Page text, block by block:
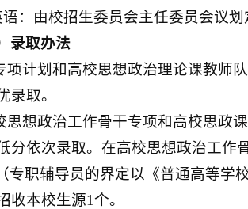
语：由校招生委员会主任委员会议划
录取办法
项计划和高校思想政治理论课教师
录取。
思想政治工作骨干专项和高校思政
分依次录取。在高校思想政治工作
专职辅导员的界定以《普通高等学
收本校生源1个。